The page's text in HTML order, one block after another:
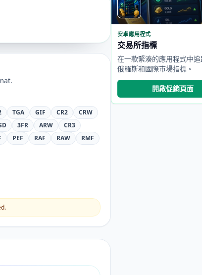
TGA GIF CR2
CRW
3FR ARW
CR3
PEF RAF RAW
RMF
安卓應用程式
交易所指標
在一款緊湊的應用程式中
俄羅斯和國際市場指標。
開啟促銷頁面